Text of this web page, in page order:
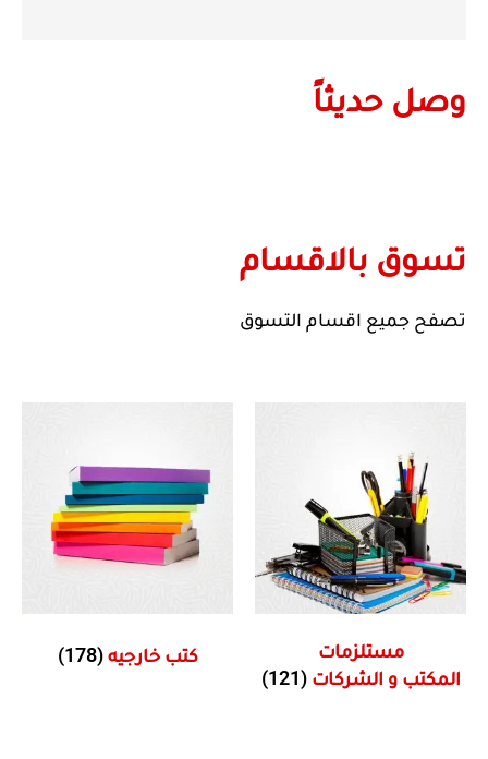
وصل حديثاً
تسوق بالاقسام
تصفح جميع اقسام التسوق
مستلزمات
المكتب و الشركات(121)
كتب خارجيه(178)